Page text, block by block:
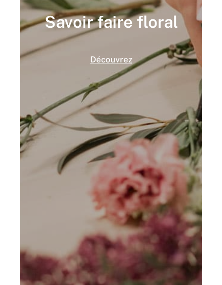
Savoir faire floral
Découvrez